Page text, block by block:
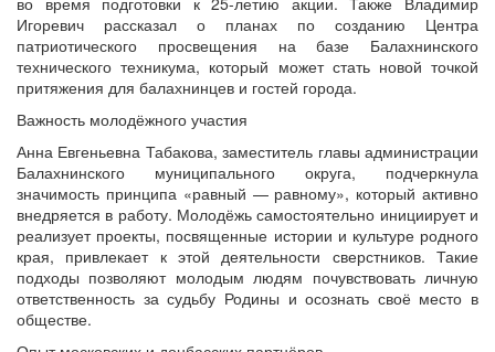
Игоревич рассказал о планах по созданию Центра
патриотического просвещения на базе Балахнинского
технического техникума, который может стать новой точкой
притяжения для балахнинцев и гостей города.
Важность молодёжного участия
Анна Евгеньевна Табакова, заместитель главы администрации
Балахнинского муниципального округа, подчеркнула
значимость принципа «равный — равному», который активно
внедряется в работу. Молодёжь самостоятельно инициирует и
реализует проекты, посвященные истории и культуре родного
края, привлекает к этой деятельности сверстников. Такие
подходы позволяют молодым людям почувствовать личную
ответственность за судьбу Родины и осознать своё место в
обществе.